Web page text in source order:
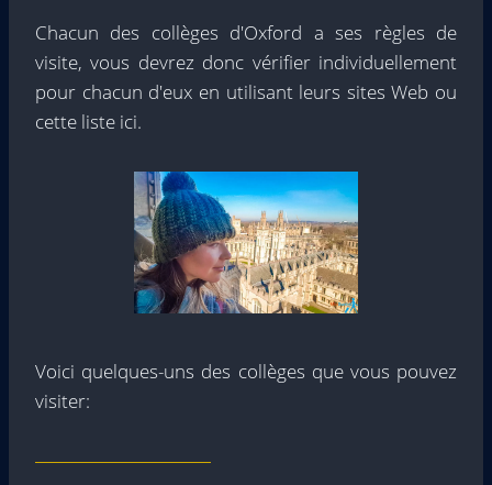
Chacun des collèges d'Oxford a ses règles de
visite, vous devrez donc vérifier individuellement
pour chacun d'eux en utilisant leurs sites Web ou
cette liste ici.
Voici quelques-uns des collèges que vous pouvez
visiter: